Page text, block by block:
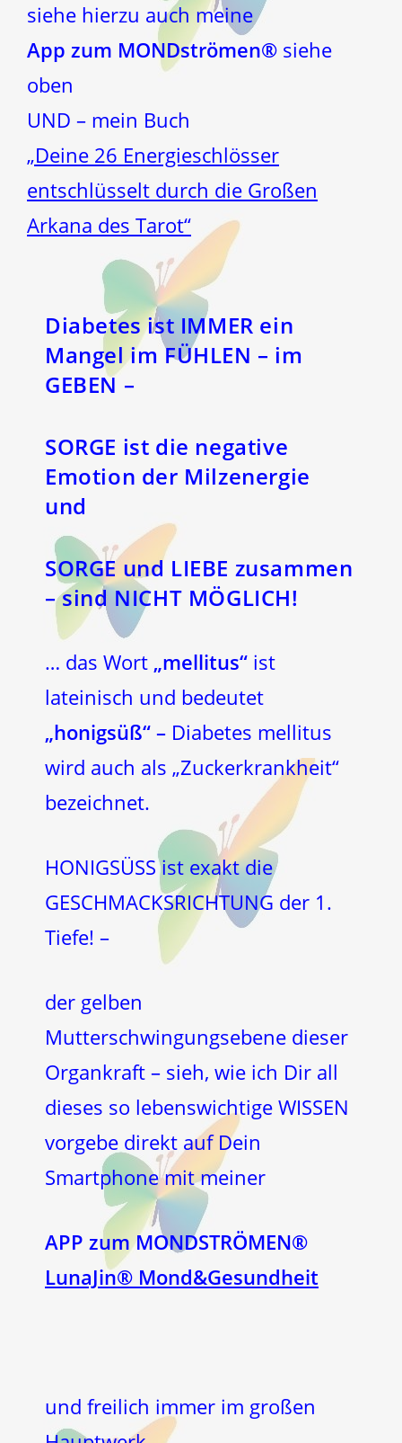
siehe hierzu auch meine
App zum MONDströmen® siehe
oben
UND – mein Buch
„Deine 26 Energieschlösser
entschlüsselt durch die Großen
Arkana des Tarot“
Diabetes ist IMMER ein
Mangel im FÜHLEN – im
GEBEN –
SORGE ist die negative
Emotion der Milzenergie
und
SORGE und LIEBE zusammen
– sind NICHT MÖGLICH!
… das Wort „mellitus“ ist
lateinisch und bedeutet
„honigsüß“ – Diabetes mellitus
wird auch als „Zuckerkrankheit“
bezeichnet.
HONIGSÜSS ist exakt die
GESCHMACKSRICHTUNG der 1.
Tiefe! –
der gelben
Mutterschwingungsebene dieser
Organkraft – sieh, wie ich Dir all
dieses so lebenswichtige WISSEN
vorgebe direkt auf Dein
Smartphone mit meiner
APP zum MONDSTRÖMEN®
LunaJin® Mond&Gesundheit
und freilich immer im großen